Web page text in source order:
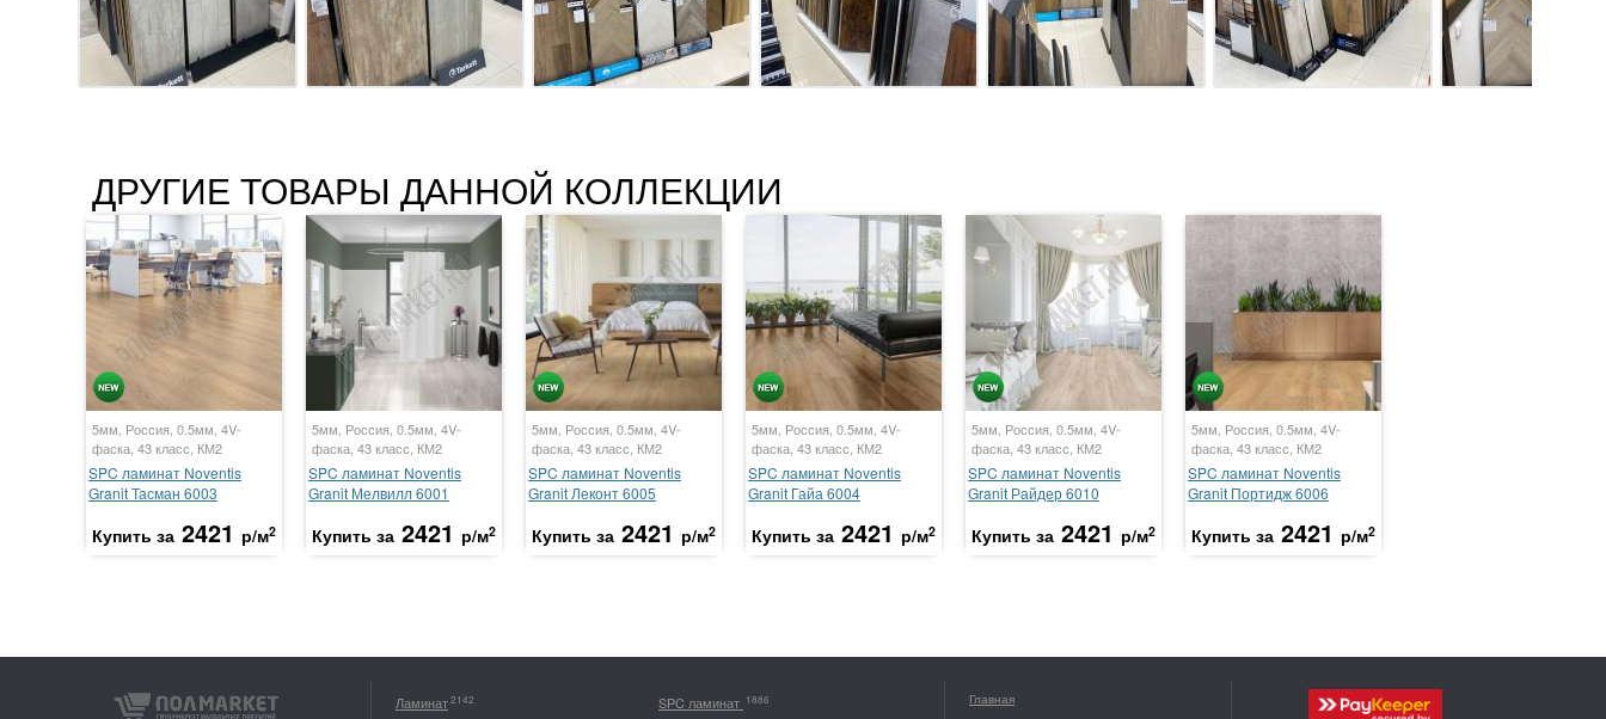
ДРУГИЕ ТОВАРЫ ДАННОЙ КОЛЛЕКЦИИ
5мм, Россия, 0.5мм, 4V-
фаска, 43 класс, КМ2
SPC ламинат Noventis
Granit Тасман 6003
Купить за 2421 р/м2
5мм, Россия, 0.5мм, 4V-
фаска, 43 класс, КМ2
SPC ламинат Noventis
Granit Мелвилл 6001
Купить за 2421 р/м2
5мм, Россия, 0.5мм, 4V-
фаска, 43 класс, КМ2
SPC ламинат Noventis
Granit Леконт 6005
Купить за 2421 р/м2
5мм, Россия, 0.5мм, 4V-
фаска, 43 класс, КМ2
SPC ламинат Noventis
Granit Гайа 6004
Купить за 2421 р/м2
5мм, Россия, 0.5мм, 4V-
фаска, 43 класс, КМ2
SPC ламинат Noventis
Granit Райдер 6010
Купить за 2421 р/м2
5мм, Россия, 0.5мм, 4V-
фаска, 43 класс, КМ2
SPC ламинат Noventis
Granit Портидж 6006
Купить за 2421 р/м2
Ламинат2142 SPC ламинат 1886
Главная